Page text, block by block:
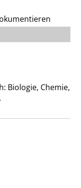
Biologie, Chemie,